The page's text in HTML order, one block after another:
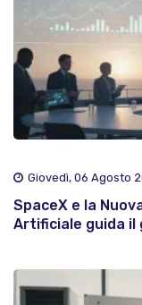
Giovedì, 06 Agosto
SpaceX e la
Artificiale guida il